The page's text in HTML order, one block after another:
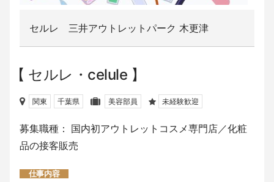
セルレ 三井アウトレットパーク 木更津
セルレ・celule
関東 千葉県 美容部員 未経験歓迎
募集職種： 国内初アウトレットコスメ専門店／化粧
品の接客販売
仕事内容